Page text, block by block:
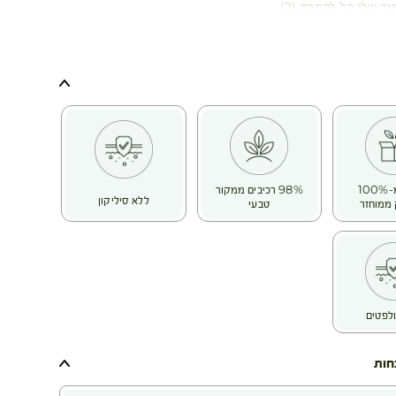
ממספר סיבות:
התרות קשרים מרובות, שימוש במכשירי חימום, החלקות וטיפולים
תכופה וכו'.
פגום, שביר וגס וכשהוא פגיע יותר, יש יותר קצוות מפוצלים
והשיער הופך עמום.
אורגנית, הידועה בשמן העשיר במיוחד המופק ממנה
משקמות.
יבש ושביר באופן אינטנסיבי ומחזירה לו את הברק והרכות.
שלה, היא מסייעת בשיקום שיער פגום שהופך להיות עמיד יותר
עתידיות.
בקבוק מ-100%
98% רכיבים ממקור
טבעי
ללא סיליקון